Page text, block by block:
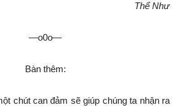
Thể Như
—o0o—
Bàn thêm:
chút can đảm sẽ giúp chúng ta nhận ra